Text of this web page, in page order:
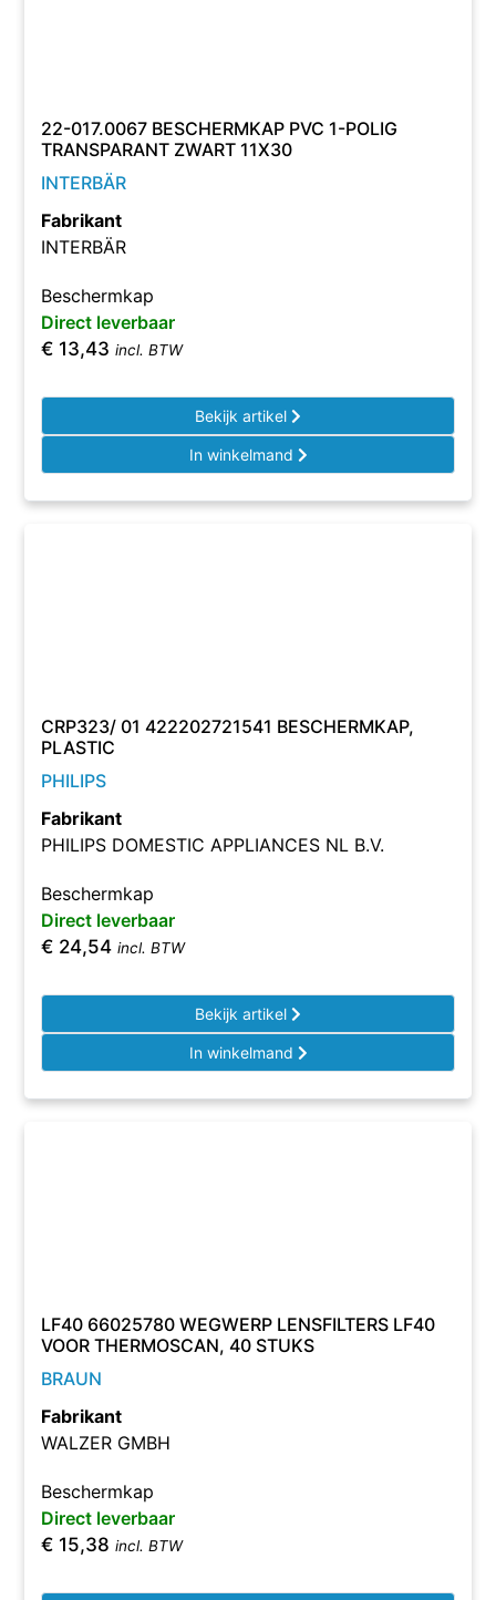
22-017.0067 BESCHERMKAP PVC 1-POLIG
TRANSPARANT ZWART 11X30
INTERBÄR
Fabrikant
INTERBÄR
Beschermkap
Direct leverbaar
€ 13,43 incl. BTW
Bekijk artikel
In winkelmand
CRP323/ 01 422202721541 BESCHERMKAP,
PLASTIC
PHILIPS
Fabrikant
PHILIPS DOMESTIC APPLIANCES NL B.V.
Beschermkap
Direct leverbaar
€ 24,54 incl. BTW
Bekijk artikel
In winkelmand
LF40 66025780 WEGWERP LENSFILTERS LF40
VOOR THERMOSCAN, 40 STUKS
BRAUN
Fabrikant
WALZER GMBH
Beschermkap
Direct leverbaar
€ 15,38 incl. BTW